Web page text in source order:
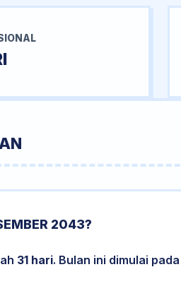
2043?
31 hari. Bulan ini dimulai